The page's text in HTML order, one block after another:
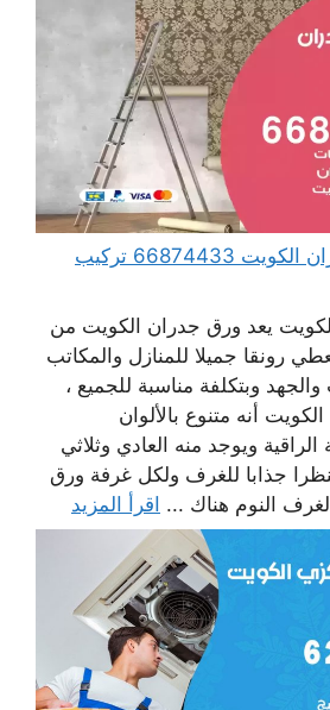
فني تركيب ورق جدران الكويت 66874433 تركيب
يعد ورق جدران الكويت من
رونقا جميلا للمنازل والمكاتب
وبتكلفة مناسبة للجميع ،
أنه متنوع بالألوان
ويوجد منه العادي وثلاثي
جذابا للغرف ولكل غرفة ورق
لغرف النوم هناك ... اقرأ المزيد